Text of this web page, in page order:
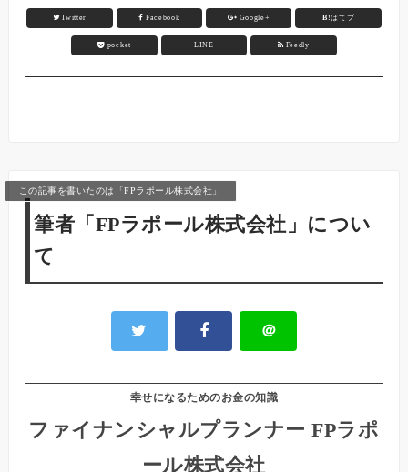
Twitter Facebook Google+ B!はてブ
pocket LINE Feedly
この記事を書いたのは「FPラポール株式会社」
筆者「FPラポール株式会社」につい
て
＠
幸せになるためのお金の知識
ファイナンシャルプランナー FPラポ
ール株式会社